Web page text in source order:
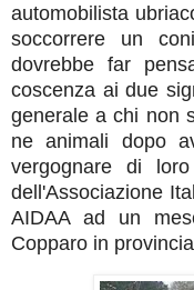
automobilista
soccorrere un
dovrebbe far
coscenza ai due
generale a chi non
ne animali dopo
vergognare di
dell'Associazione
AIDAA ad un
Copparo in